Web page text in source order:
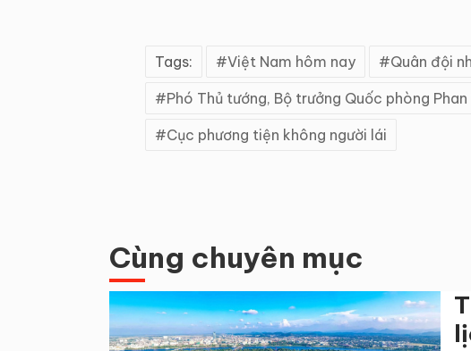
Tags: Việt Nam hôm nay Quân đội
Phó Thủ tướng, Bộ trưởng Quốc phòng Phan
Cục phương tiện không người lái
Cùng chuyên mục